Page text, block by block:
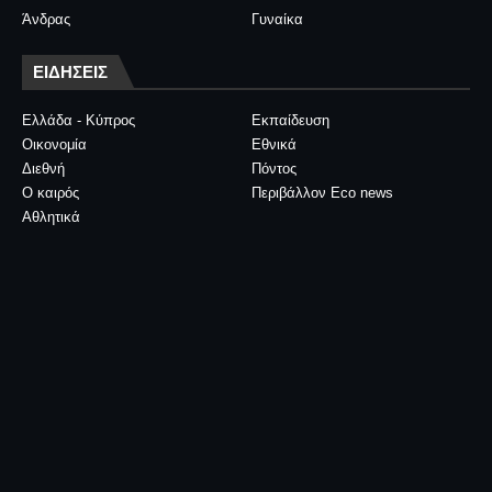
Άνδρας Γυναίκα
ΕΙΔΗΣΕΙΣ
Ελλάδα - Κύπρος
Εκπαίδευση
Οικονομία
Εθνικά
Διεθνή
Πόντος
Ο καιρός
Περιβάλλον Eco news
Αθλητικά